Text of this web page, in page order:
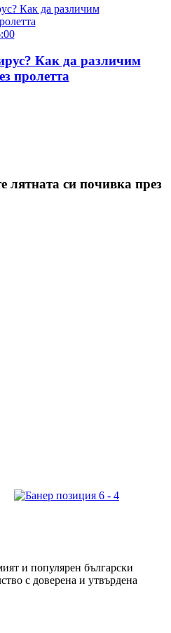
Как да различим
пролетта
лятната си почивка през
и популярен български
с доверена и утвърдена